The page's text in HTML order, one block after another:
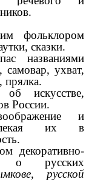
фольклором
сказки.
названиями
самовар, ухват,
прялка.
об искусстве,
России.
и
их в
декоративно-
о русских
русской